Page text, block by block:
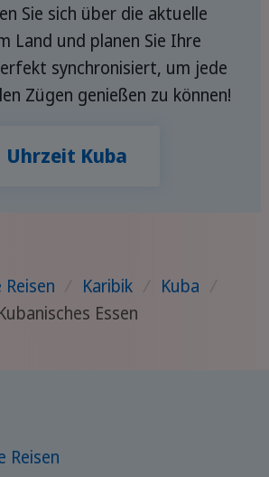
Sie sich über die aktuelle
Land und planen Sie Ihre
synchronisiert, um jede
Zügen genießen zu können!
Uhrzeit Kuba
/ Karibik / Kuba /
Essen
Reisen